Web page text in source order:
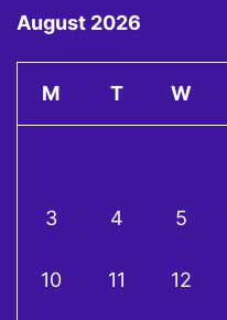
August 2026
M T W
3 4 5
10 11 12